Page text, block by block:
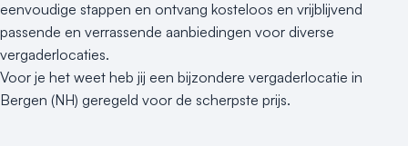
eenvoudige stappen en ontvang kosteloos en vrijblijvend
passende en verrassende aanbiedingen voor diverse
vergaderlocaties.
Voor je het weet heb jij een bijzondere vergaderlocatie in
Bergen (NH) geregeld voor de scherpste prijs.